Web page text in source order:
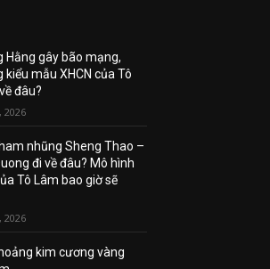
Hằng gây bão mạng,
kiểu mẫu XHCN của Tô
đâu?
2026
nhũng Sheng Thao –
đi về đâu? Mô hình
Tô Lâm bao giờ sẽ
2026
kim cương vàng